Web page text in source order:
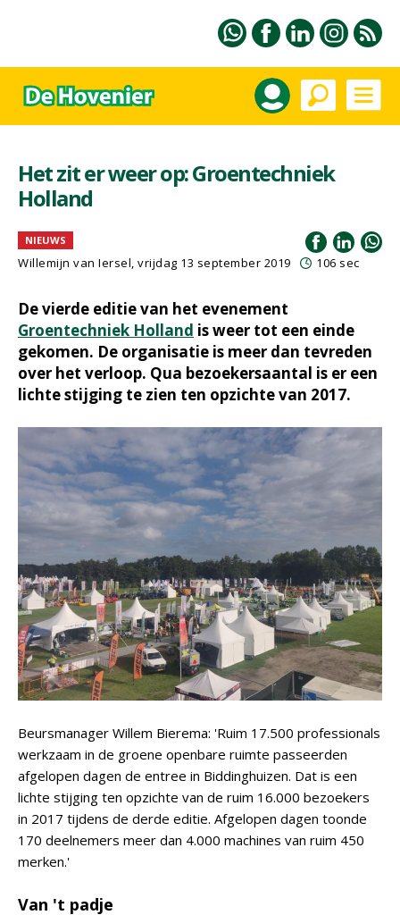
Het zit er weer op: Groentechniek
Holland
NIEUWS
Willemijn van Iersel, vrijdag 13 september 2019 106 sec
De vierde editie van het evenement
Groentechniek Holland is weer tot een einde
gekomen. De organisatie is meer dan tevreden
over het verloop. Qua bezoekersaantal is er een
lichte stijging te zien ten opzichte van 2017.
Beursmanager Willem Bierema: 'Ruim 17.500 professionals
werkzaam in de groene openbare ruimte passeerden
afgelopen dagen de entree in Biddinghuizen. Dat is een
lichte stijging ten opzichte van de ruim 16.000 bezoekers
in 2017 tijdens de derde editie. Afgelopen dagen toonde
170 deelnemers meer dan 4.000 machines van ruim 450
merken.'
Van 't padje